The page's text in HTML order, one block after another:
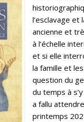
l’esclavage
ancienne et
à l’échelle
et si elle
la famille et
question du
du temps à
a fallu
printemps